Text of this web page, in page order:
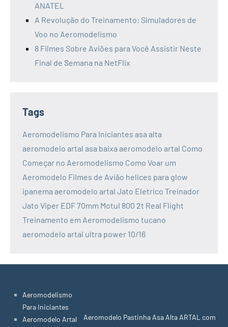
ANATEL
A Revolução do Treinamento: Simuladores de
Voo no Aeromodelismo
8 Filmes Sobre Aviões para Você Assistir Neste
Final de Semana na NetFlix
Tags
Aeromodelismo Para Iniciantes asa alta
aeromodelo artal asa baixa aeromodelo artal Como
Começar no Aeromodelismo Como Voar um
Aeromodelo Filmes de Avião helices para glow
ipanema aeromodelo artal Jato Eletrico Treinador
Jato Viper EDF 70mm Motul 800 2t Real Flight
Treinamento em Aeromodelismo tucano
aeromodelo artal ultra power 10/16
Aeromodelismo
Para Iniciantes
Aeromodelo Artal
Aeromodelo Pastinha Asa Alta ARTAL com